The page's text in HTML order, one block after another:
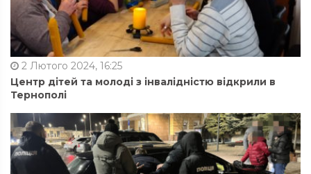
2 Лютого 2024, 16:25
Центр дітей та молоді з інвалідністю відкрили в
Тернополі